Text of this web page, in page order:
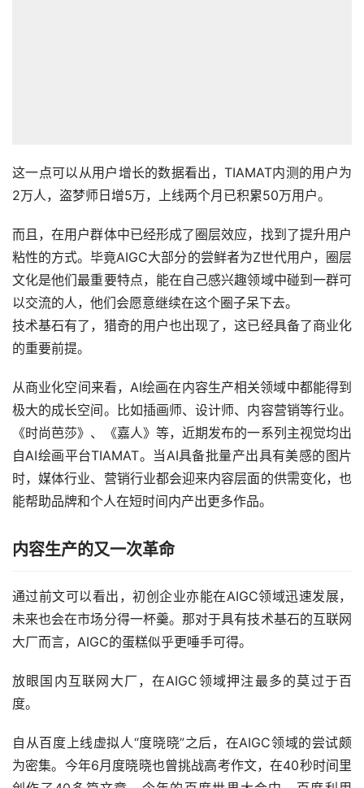
2万人，盗梦师日增5万，上线两个月已积累50万用户。
粘性的方式。毕竟AIGC大部分的尝鲜者为Z世代用户，圈层
文化是他们最重要特点，能在自己感兴趣领域中碰到一群可
以交流的人，他们会愿意继续在这个圈子呆下去。
技术基石有了，猎奇的用户也出现了，这已经具备了商业化
的重要前提。
极大的成长空间。比如插画师、设计师、内容营销等行业。
《时尚芭莎》、《嘉人》等，近期发布的一系列主视觉均出
自AI绘画平台TIAMAT。当AI具备批量产出具有美感的图片
时，媒体行业、营销行业都会迎来内容层面的供需变化，也
能帮助品牌和个人在短时间内产出更多作品。
内容生产的又一次革命
未来也会在市场分得一杯羹。那对于具有技术基石的互联网
大厂而言，AIGC的蛋糕似乎更唾手可得。
度。
为密集。今年6月度晓晓也曾挑战高考作文，在40秒时间里
创作了40多篇文章。今年的百度世界大会中，百度利用